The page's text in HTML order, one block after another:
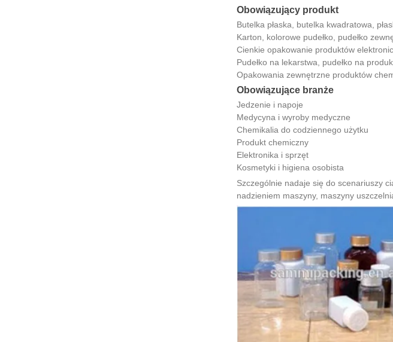
Obowiązujący produkt
Butelka płaska, butelka kwadratowa,
Karton, kolorowe pudełko, pudełko
Cienkie opakowanie produktów
Pudełko na lekarstwa, pudełko na
Opakowania zewnętrzne produktów
Obowiązujące branże
Jedzenie i napoje
Medycyna i wyroby medyczne
Chemikalia do codziennego użytku
Produkt chemiczny
Elektronika i sprzęt
Kosmetyki i higiena osobista
Szczególnie nadaje się do scenariuszy
nadzieniem maszyny, maszyny